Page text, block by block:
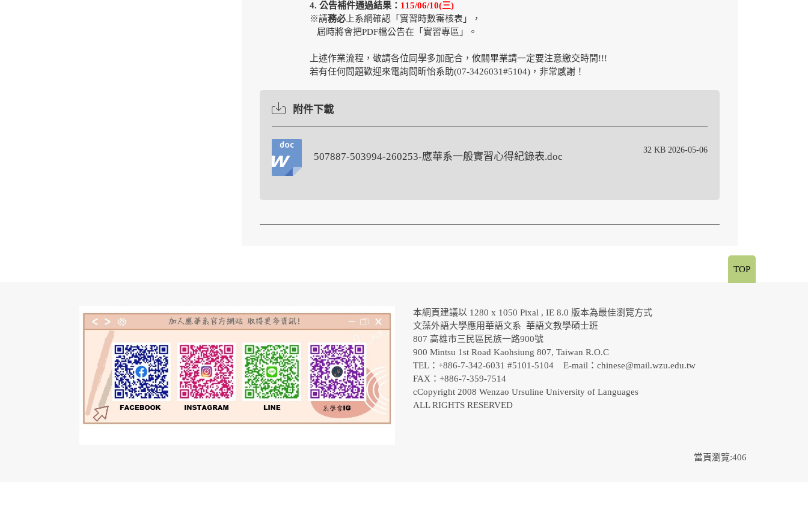
4. 公告補件通過結果： 115/06/10(三)
※請務必上系網確認「實習時數審核表」，
屆時將會把PDF檔公告在「實習專區」。
上述作業流程，敬請各位同學多加配合，攸關畢業請一定要注意繳交時間!!!
若有任何問題歡迎來電詢問昕怡系助(07-3426031#5104)，非常感謝！
附件下載
507887-503994-260253-應華系一般實習心得紀錄表.doc
32 KB 2026-05-06
本網頁建議以 1280 x 1050 Pixal , IE 8.0 版本為最佳瀏覽方式
文藻外語大學應用華語文系 華語文教學碩士班
807 高雄市三民區民族一路900號
900 Mintsu 1st Road Kaohsiung 807, Taiwan R.O.C
TEL：+886-7-342-6031 #5101-5104 E-mail： chinese@mail.wzu.edu.tw
FAX：+886-7-359-7514
cCopyright 2008 Wenzao Ursuline University of Languages
ALL RIGHTS RESERVED
當頁瀏覽:406
TOP